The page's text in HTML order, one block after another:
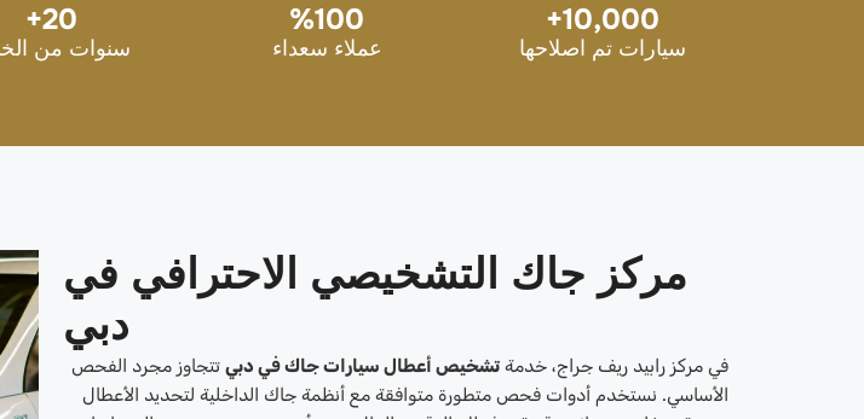
10,000
+
سيارات تم اصلاحها
100
%
عملاء سعداء
20
+
سنوات من
مركز جاك التشخيصي الاحترافي في
دبي
في مركز رابيد ريف جراج، خدمة تشخيص أعطال سيارات جاك في دبي تتجاوز مجرد الفحص
الأساسي. نستخدم أدوات فحص متطورة متوافقة مع أنظمة جاك الداخلية لتحديد الأعطال